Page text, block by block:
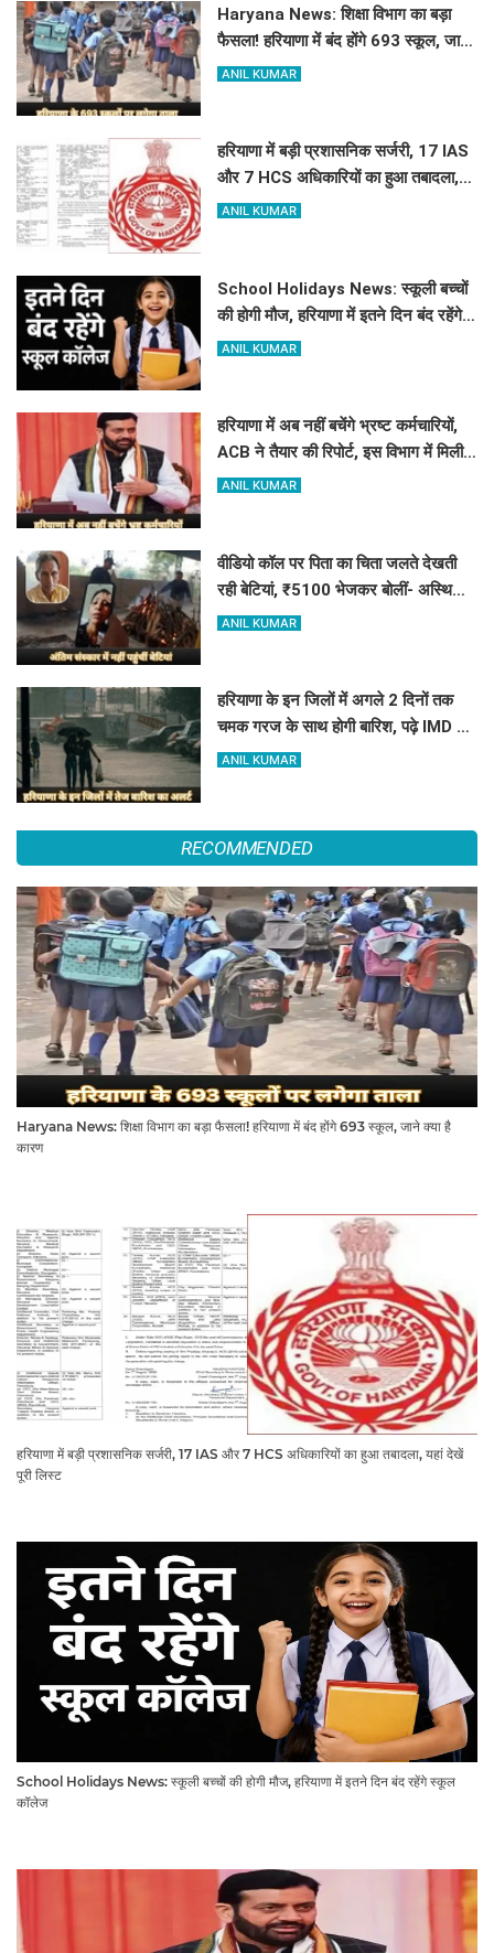
Haryana News: शिक्षा विभाग का बड़ा
फैसला! हरियाणा में बंद होंगे 693 स्कूल, जाने
क्या है कारण
ANIL KUMAR
हरियाणा में बड़ी प्रशासनिक सर्जरी, 17 IAS
और 7 HCS अधिकारियों का हुआ तबादला,
यहां देखें पूरी लिस्ट
ANIL KUMAR
School Holidays News: स्कूली बच्चों
की होगी मौज, हरियाणा में इतने दिन बंद रहेंगे
स्कूल कॉलेज
ANIL KUMAR
हरियाणा में अब नहीं बचेंगे भ्रष्ट कर्मचारियों,
ACB ने तैयार की रिपोर्ट, इस विभाग में मिली
सबसे अधिक शिकायत
ANIL KUMAR
वीडियो कॉल पर पिता का चिता जलते देखती
रही बेटियां, ₹5100 भेजकर बोलीं- अस्थियां
भी बहा देना
ANIL KUMAR
हरियाणा के इन जिलों में अगले 2 दिनों तक
चमक गरज के साथ होगी बारिश, पढ़े IMD का
Alert
ANIL KUMAR
RECOMMENDED
Haryana News: शिक्षा विभाग का बड़ा फैसला! हरियाणा में बंद होंगे 693 स्कूल, जाने क्या है
कारण
हरियाणा में बड़ी प्रशासनिक सर्जरी, 17 IAS और 7 HCS अधिकारियों का हुआ तबादला, यहां देखें
पूरी लिस्ट
School Holidays News: स्कूली बच्चों की होगी मौज, हरियाणा में इतने दिन बंद रहेंगे स्कूल
कॉलेज